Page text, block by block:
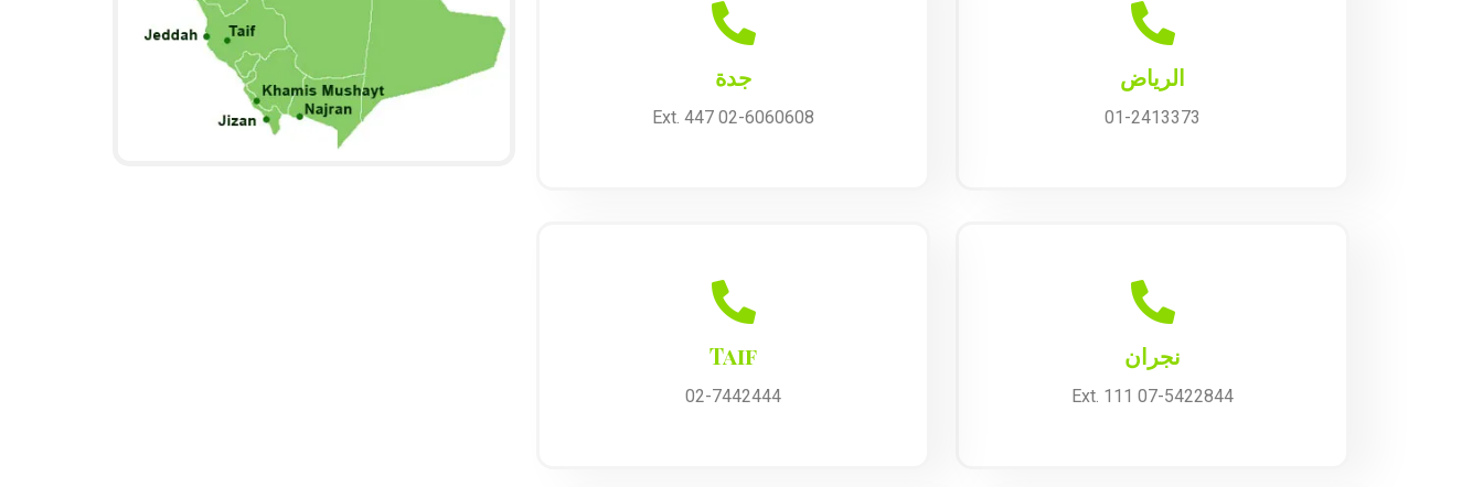
الرياض
01-2413373
نجران
07-5422844 Ext. 111
جدة
02-6060608 Ext. 447
Taif
02-7442444